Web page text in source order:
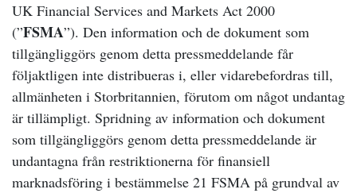
UK Financial Services and Markets Act 2000
(”FSMA”). Den information och de dokument som
tillgängliggörs genom detta pressmeddelande får
följaktligen inte distribueras i, eller vidarebefordras till,
allmänheten i Storbritannien, förutom om något undantag
är tillämpligt. Spridning av information och dokument
som tillgängliggörs genom detta pressmeddelande är
undantagna från restriktionerna för finansiell
marknadsföring i bestämmelse 21 FSMA på grundval av